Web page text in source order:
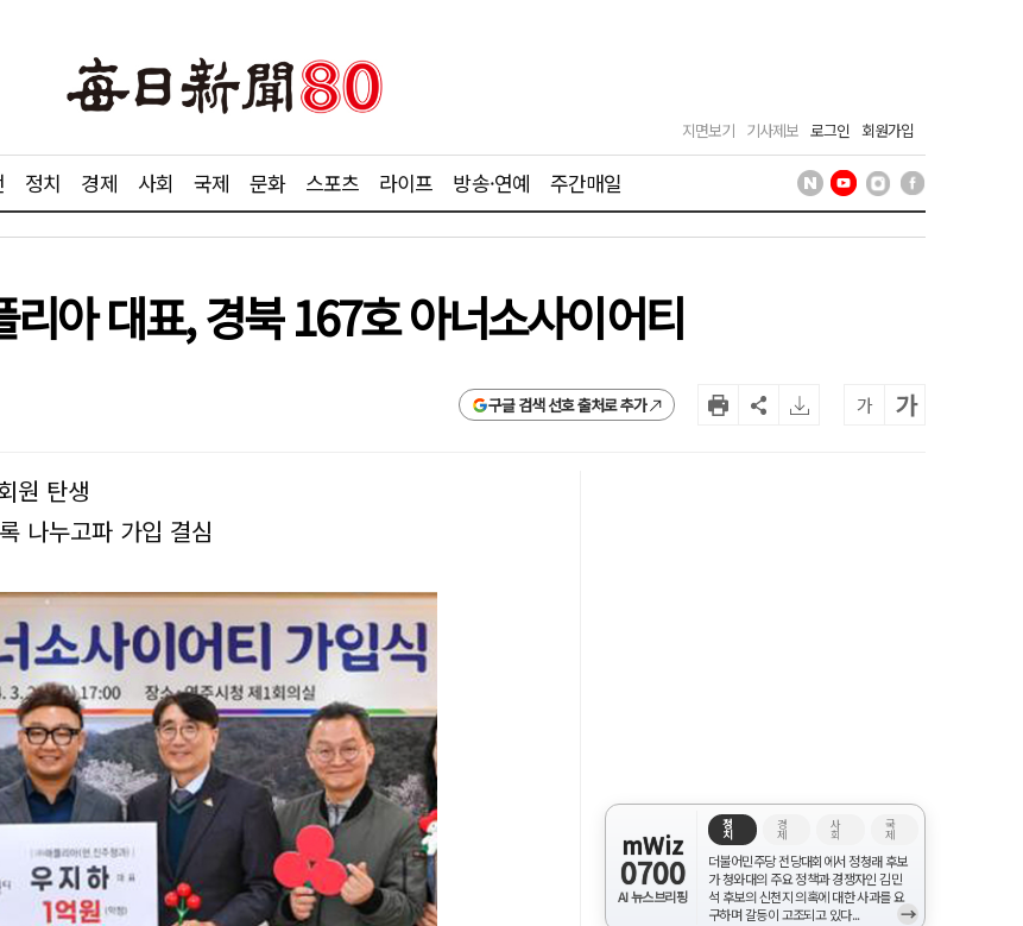
지면보기 기사제보 로그인 회원가입
정치 경제 사회 국제 문화 스포츠 라이프 방송·연예 주간매일
아 대표, 경북 167호 아너소사이어티
구글 검색 선호 출처로 추가 가 가
원 탄생
나누고파 가입 결심
mWiz
0700
AI 뉴스브리핑
정
치
경
제
사
회
국
제
더불어민주당 전당대회에서 정청래 후보
가 청와대의 주요 정책과 경쟁자인 김민
석 후보의 신천지 의혹에 대한 사과를 요
구하며 갈등이 고조되고 있다...
→